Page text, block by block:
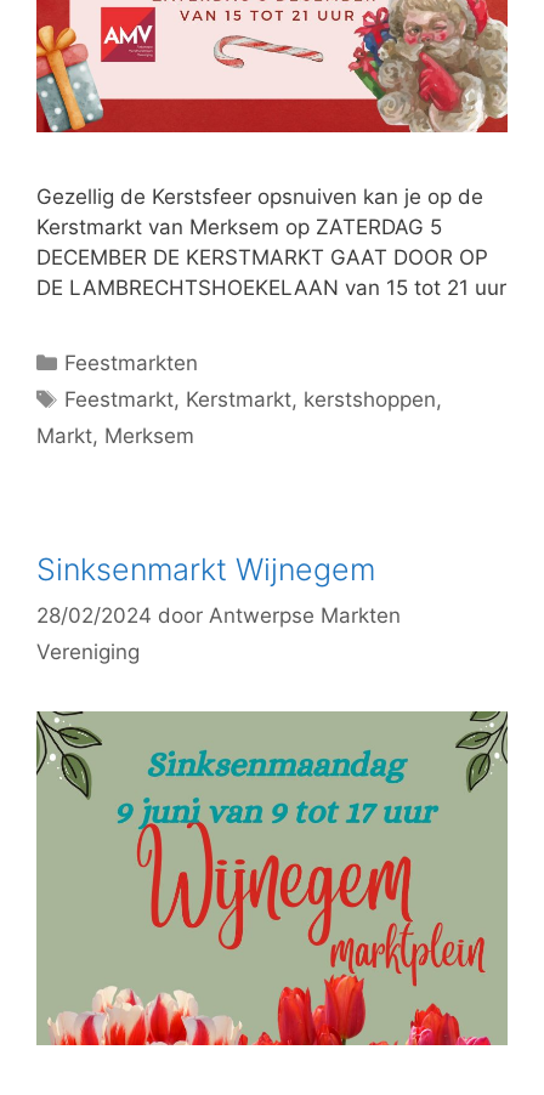
Gezellig de Kerstsfeer opsnuiven kan je op de
Kerstmarkt van Merksem op ZATERDAG 5
DECEMBER DE KERSTMARKT GAAT DOOR OP
DE LAMBRECHTSHOEKELAAN van 15 tot 21 uur
Feestmarkten
Feestmarkt, Kerstmarkt, kerstshoppen,
Markt, Merksem
Sinksenmarkt Wijnegem
28/02/2024 door Antwerpse Markten
Vereniging